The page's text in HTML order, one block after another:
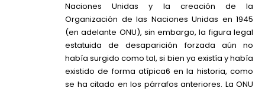
Naciones Unidas y la creación de la
Organización de las Naciones Unidas en 1945
(en adelante ONU), sin embargo, la figura legal
estatuida de desaparición forzada aún no
había surgido como tal, si bien ya existía y había
existido de forma atípica6 en la historia, como
se ha citado en los párrafos anteriores. La ONU